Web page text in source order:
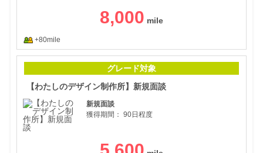
8,000
+80mile
グレード対象
【わたしのデザイン制作所】新規面談
新規面談
獲得期間： 90日程度